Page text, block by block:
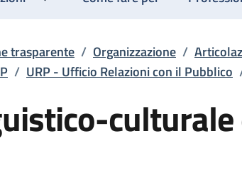
trasparente / Organizzazione /
/ URP - Ufficio Relazioni con il Pubblico
culturale